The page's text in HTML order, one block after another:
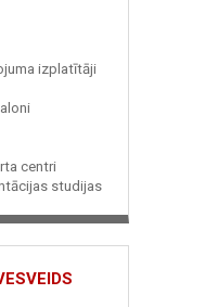
izplatītāji
centri
studijas